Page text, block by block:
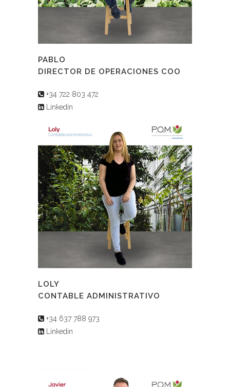
PABLO
DIRECTOR DE OPERACIONES COO
+34 722 803 472
Linkedin
LOLY
CONTABLE ADMINISTRATIVO
+34 637 788 973
Linkedin